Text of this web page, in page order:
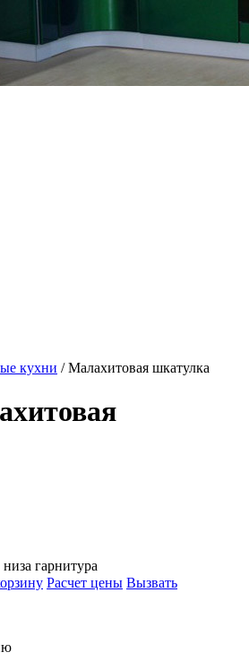
кухни / Малахитовая шкатулка
гарнитура
Расчет цены Вызвать